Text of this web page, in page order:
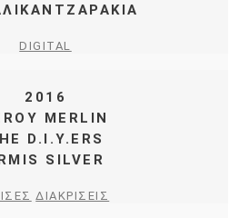
DIGITAL
2016
MERLIN
D.I.Y.ERS
SILVER
ΔΙΑΚΡΙΣΕΙΣ